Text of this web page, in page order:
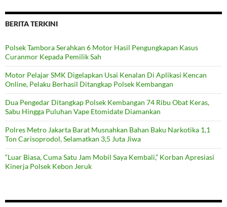
BERITA TERKINI
Polsek Tambora Serahkan 6 Motor Hasil Pengungkapan Kasus
Curanmor Kepada Pemilik Sah
Motor Pelajar SMK Digelapkan Usai Kenalan Di Aplikasi Kencan
Online, Pelaku Berhasil Ditangkap Polsek Kembangan
Dua Pengedar Ditangkap Polsek Kembangan 74 Ribu Obat Keras,
Sabu Hingga Puluhan Vape Etomidate Diamankan
Polres Metro Jakarta Barat Musnahkan Bahan Baku Narkotika 1,1
Ton Carisoprodol, Selamatkan 3,5 Juta Jiwa
“Luar Biasa, Cuma Satu Jam Mobil Saya Kembali,” Korban Apresiasi
Kinerja Polsek Kebon Jeruk